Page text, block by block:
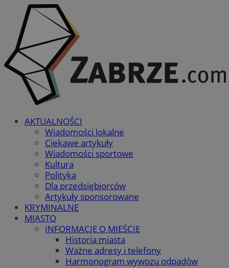
AKTUALNOŚCI
Wiadomości lokalne
Ciekawe artykuły
Wiadomości sportowe
Kultura
Polityka
Dla przedsiębiorców
Artykuły sponsorowane
KRYMINALNE
MIASTO
INFORMACJE O MIEŚCIE
Historia miasta
Ważne adresy i telefony
Harmonogram wywozu odpadów